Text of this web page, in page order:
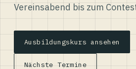
Vereinsabend bis zum
Ausbildungskurs ansehen
Nächste Termine